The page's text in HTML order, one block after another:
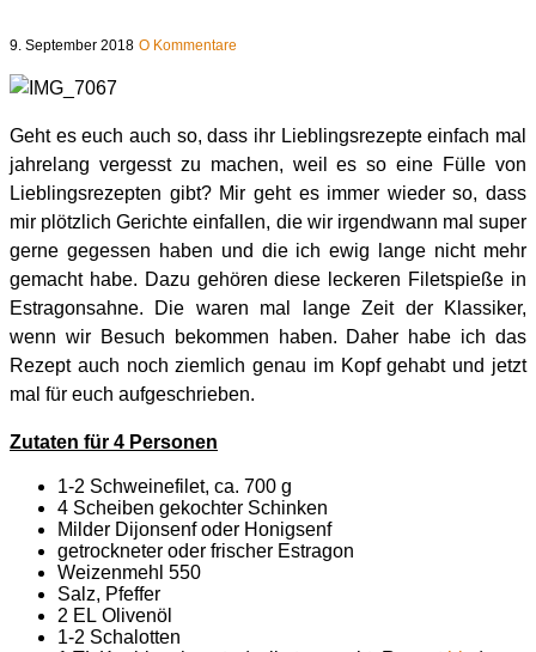
9. September 2018 O Kommentare
Geht es euch auch so, dass ihr Lieblingsrezepte einfach mal
jahrelang vergesst zu machen, weil es so eine Fülle von
Lieblingsrezepten gibt? Mir geht es immer wieder so, dass
mir plötzlich Gerichte einfallen, die wir irgendwann mal super
gerne gegessen haben und die ich ewig lange nicht mehr
gemacht habe. Dazu gehören diese leckeren Filetspieße in
Estragonsahne. Die waren mal lange Zeit der Klassiker,
wenn wir Besuch bekommen haben. Daher habe ich das
Rezept auch noch ziemlich genau im Kopf gehabt und jetzt
mal für euch aufgeschrieben.
Zutaten für 4 Personen
1-2 Schweinefilet, ca. 700 g
4 Scheiben gekochter Schinken
Milder Dijonsenf oder Honigsenf
getrockneter oder frischer Estragon
Weizenmehl 550
Salz, Pfeffer
2 EL Olivenöl
1-2 Schalotten